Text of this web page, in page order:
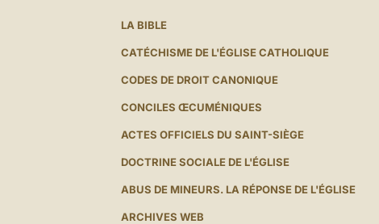
LA BIBLE
CATÉCHISME DE L'ÉGLISE CATHOLIQUE
CODES DE DROIT CANONIQUE
CONCILES ŒCUMÉNIQUES
ACTES OFFICIELS DU SAINT-SIÈGE
DOCTRINE SOCIALE DE L'ÉGLISE
ABUS DE MINEURS. LA RÉPONSE DE L'ÉGLISE
ARCHIVES WEB